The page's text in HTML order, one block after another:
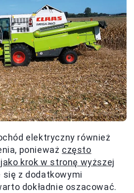
elektryczny również
ponieważ często
krok w stronę wyższej
się z dodatkowymi
dokładnie oszacować.